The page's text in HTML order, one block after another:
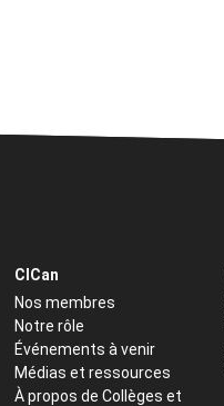
CICan
Nos membres
Notre rôle
Événements à venir
Médias et ressources
À propos de Collèges et